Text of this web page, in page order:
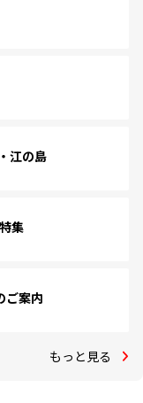
江の島
集
ご案内
もっと見る